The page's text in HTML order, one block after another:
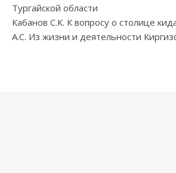
Тургайской области
Кабанов С.К. К вопросу о столице
А.С. Из жизни и деятельности